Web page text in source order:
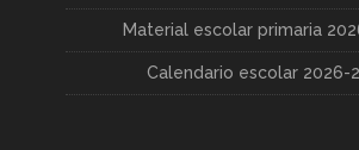
Material escolar primaria
Calendario escolar 2026-